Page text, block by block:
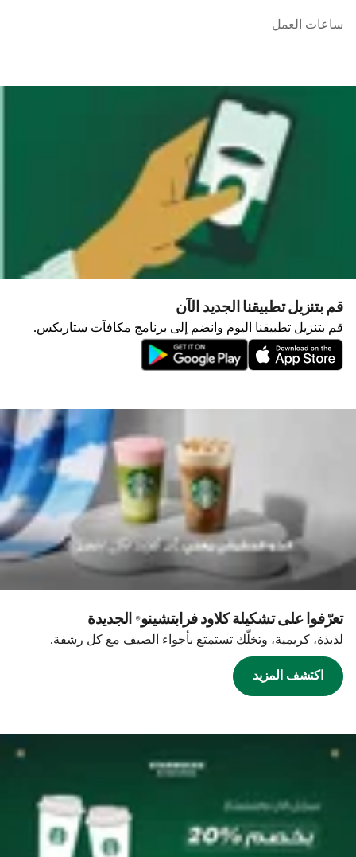
ساعات العمل
قم بتنزيل تطبيقنا الجديد الآن
قم بتنزيل تطبيقنا اليوم وانضم إلى برنامج مكافآت ستاربكس.
تعرّفوا على تشكيلة كلاود فرابتشينو® الجديدة
لذيذة، كريمية، وتخلّك تستمتع بأجواء الصيف مع كل رشفة.
اكتشف المزيد